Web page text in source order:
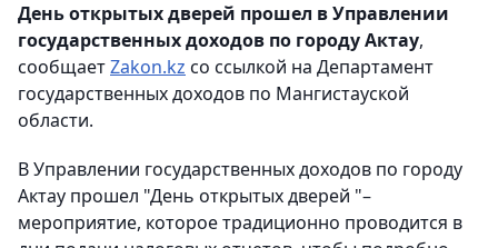
День открытых дверей прошел в Управлении
государственных доходов по городу Актау,
сообщаетZakon.kz со ссылкой на Департамент
государственных доходов по Мангистауской
области.
В Управлении государственных доходов по городу
Актау прошел "День открытых дверей "–
мероприятие, которое традиционно проводится в